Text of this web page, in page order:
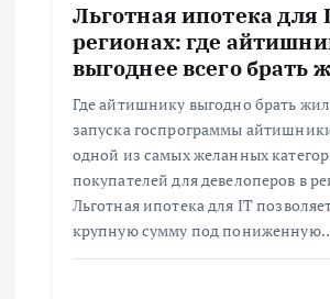
Льготная ипотека для
регионах: где
выгоднее всего брать
Где айтишнику выгодно брать
запуска госпрограммы
одной из самых желанных
покупателей для девелоперов в
Льготная ипотека для IT
крупную сумму под